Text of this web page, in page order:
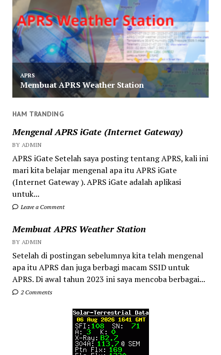
HAM TRANDING
Mengenal APRS iGate (Internet Gateway)
BY ADMIN
APRS iGate Setelah saya posting tentang APRS, kali ini
mari kita belajar mengenal apa itu APRS iGate
(Internet Gateway ). APRS iGate adalah aplikasi
untuk...
Leave a Comment
Membuat APRS Weather Station
BY ADMIN
Setelah di postingan sebelumnya kita telah mengenal
apa itu APRS dan juga berbagi macam SSID untuk
APRS. Di awal tahun 2023 ini saya mencoba berbagai...
2 Comments